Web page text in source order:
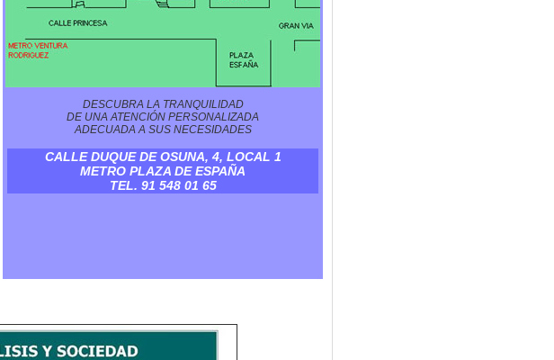
DESCUBRA LA TRANQUILIDAD
DE UNA ATENCIÓN PERSONALIZADA
ADECUADA A SUS NECESIDADES
CALLE DUQUE DE OSUNA, 4, LOCAL 1
METRO PLAZA DE ESPAÑA
TEL. 91 548 01 65